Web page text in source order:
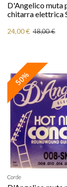
D'Angelico muta
chitarra elettrica
24,00 € 48,00 €
50%
Corde